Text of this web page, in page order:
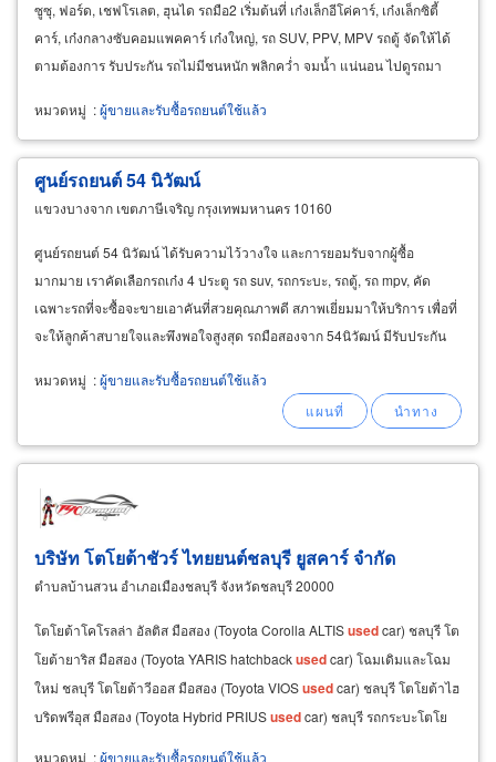
ซูซุ, ฟอร์ด, เชฟโรเลต, ฮุนได รถมือ2 เริ่มต้นที่ เก๋งเล็กอีโค่คาร์, เก๋งเล็กซิตี้
คาร์, เก๋งกลางซับคอมแพคคาร์ เก๋งใหญ่, รถ SUV, PPV, MPV รถตู้ จัดให้ได้
ตามต้องการ รับประกัน รถไม่มีชนหนัก พลิกคว่ำ จมน้ำ แน่นอน ไปดูรถมา
หมวดหมู่ :ผู้ขายและรับซื้อรถยนต์ใช้แล้ว
ศูนย์รถยนต์ 54 นิวัฒน์
แขวงบางจาก เขตภาษีเจริญ กรุงเทพมหานคร 10160
ศูนย์รถยนต์ 54 นิวัฒน์ ได้รับความไว้วางใจ และการยอมรับจากผู้ซื้อ
มากมาย เราคัดเลือกรถเก๋ง 4 ประตู รถ suv, รถกระบะ, รถตู้, รถ mpv, คัด
เฉพาะรถที่จะซื้อจะขายเอาคันที่สวยคุณภาพดี สภาพเยี่ยมมาให้บริการ เพื่อที่
จะให้ลูกค้าสบายใจและพึงพอใจสูงสุด รถมือสองจาก 54นิวัฒน์ มีรับประกัน
หมวดหมู่ :ผู้ขายและรับซื้อรถยนต์ใช้แล้ว
บริษัท โตโยต้าชัวร์ ไทยยนต์ชลบุรี ยูสคาร์ จำกัด
ตำบลบ้านสวน อำเภอเมืองชลบุรี จังหวัดชลบุรี 20000
โตโยต้าโคโรลล่า อัลติส มือสอง (Toyota Corolla ALTISusedcar) ชลบุรี โต
โยต้ายาริส มือสอง (Toyota YARIS hatchbackusedcar) โฉมเดิมและโฉม
ใหม่ ชลบุรี โตโยต้าวีออส มือสอง (Toyota VIOSusedcar) ชลบุรี โตโยต้าไฮ
บริดพรีอุส มือสอง (Toyota Hybrid PRIUSusedcar) ชลบุรี รถกระบะโตโย
หมวดหมู่ :ผู้ขายและรับซื้อรถยนต์ใช้แล้ว